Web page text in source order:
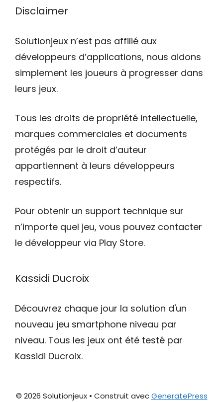
Disclaimer
Solutionjeux n’est pas affilié aux
développeurs d’applications, nous aidons
simplement les joueurs à progresser dans
leurs jeux.
Tous les droits de propriété intellectuelle,
marques commerciales et documents
protégés par le droit d’auteur
appartiennent à leurs développeurs
respectifs.
Pour obtenir un support technique sur
n’importe quel jeu, vous pouvez contacter
le développeur via Play Store.
Kassidi Ducroix
Découvrez chaque jour la solution d'un
nouveau jeu smartphone niveau par
niveau. Tous les jeux ont été testé par
Kassidi Ducroix.
© 2026 Solutionjeux• Construit avecGeneratePress